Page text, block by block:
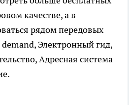
качестве, а в
рядом передовых
demand, Электронный гид,
Адресная система